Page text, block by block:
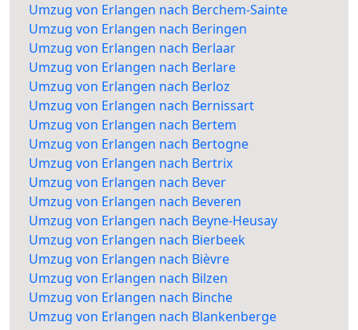
Umzug von Erlangen nach Berchem-Sainte
Umzug von Erlangen nach Beringen
Umzug von Erlangen nach Berlaar
Umzug von Erlangen nach Berlare
Umzug von Erlangen nach Berloz
Umzug von Erlangen nach Bernissart
Umzug von Erlangen nach Bertem
Umzug von Erlangen nach Bertogne
Umzug von Erlangen nach Bertrix
Umzug von Erlangen nach Bever
Umzug von Erlangen nach Beveren
Umzug von Erlangen nach Beyne-Heusay
Umzug von Erlangen nach Bierbeek
Umzug von Erlangen nach Bièvre
Umzug von Erlangen nach Bilzen
Umzug von Erlangen nach Binche
Umzug von Erlangen nach Blankenberge